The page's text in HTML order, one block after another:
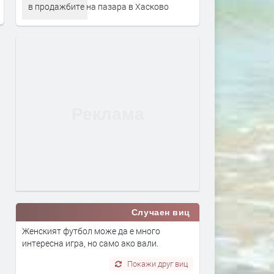
в продажбите на пазара в Хасково
Случаен виц
Женският футбол може да е много
интересна игра, но само ако вали.
Покажи друг виц